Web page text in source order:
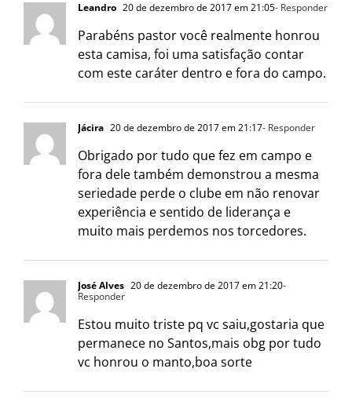
Leandro 20 de dezembro de 2017 em 21:05- Responder
Parabéns pastor você realmente honrou
esta camisa, foi uma satisfação contar
com este caráter dentro e fora do campo.
Jácira 20 de dezembro de 2017 em 21:17- Responder
Obrigado por tudo que fez em campo e
fora dele também demonstrou a mesma
seriedade perde o clube em não renovar
experiência e sentido de liderança e
muito mais perdemos nos torcedores.
José Alves 20 de dezembro de 2017 em 21:20-
Responder
Estou muito triste pq vc saiu,gostaria que
permanece no Santos,mais obg por tudo
vc honrou o manto,boa sorte